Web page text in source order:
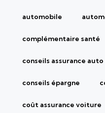
automobile
complémentaire santé
conseils assurance auto
conseils épargne
coût assurance voiture